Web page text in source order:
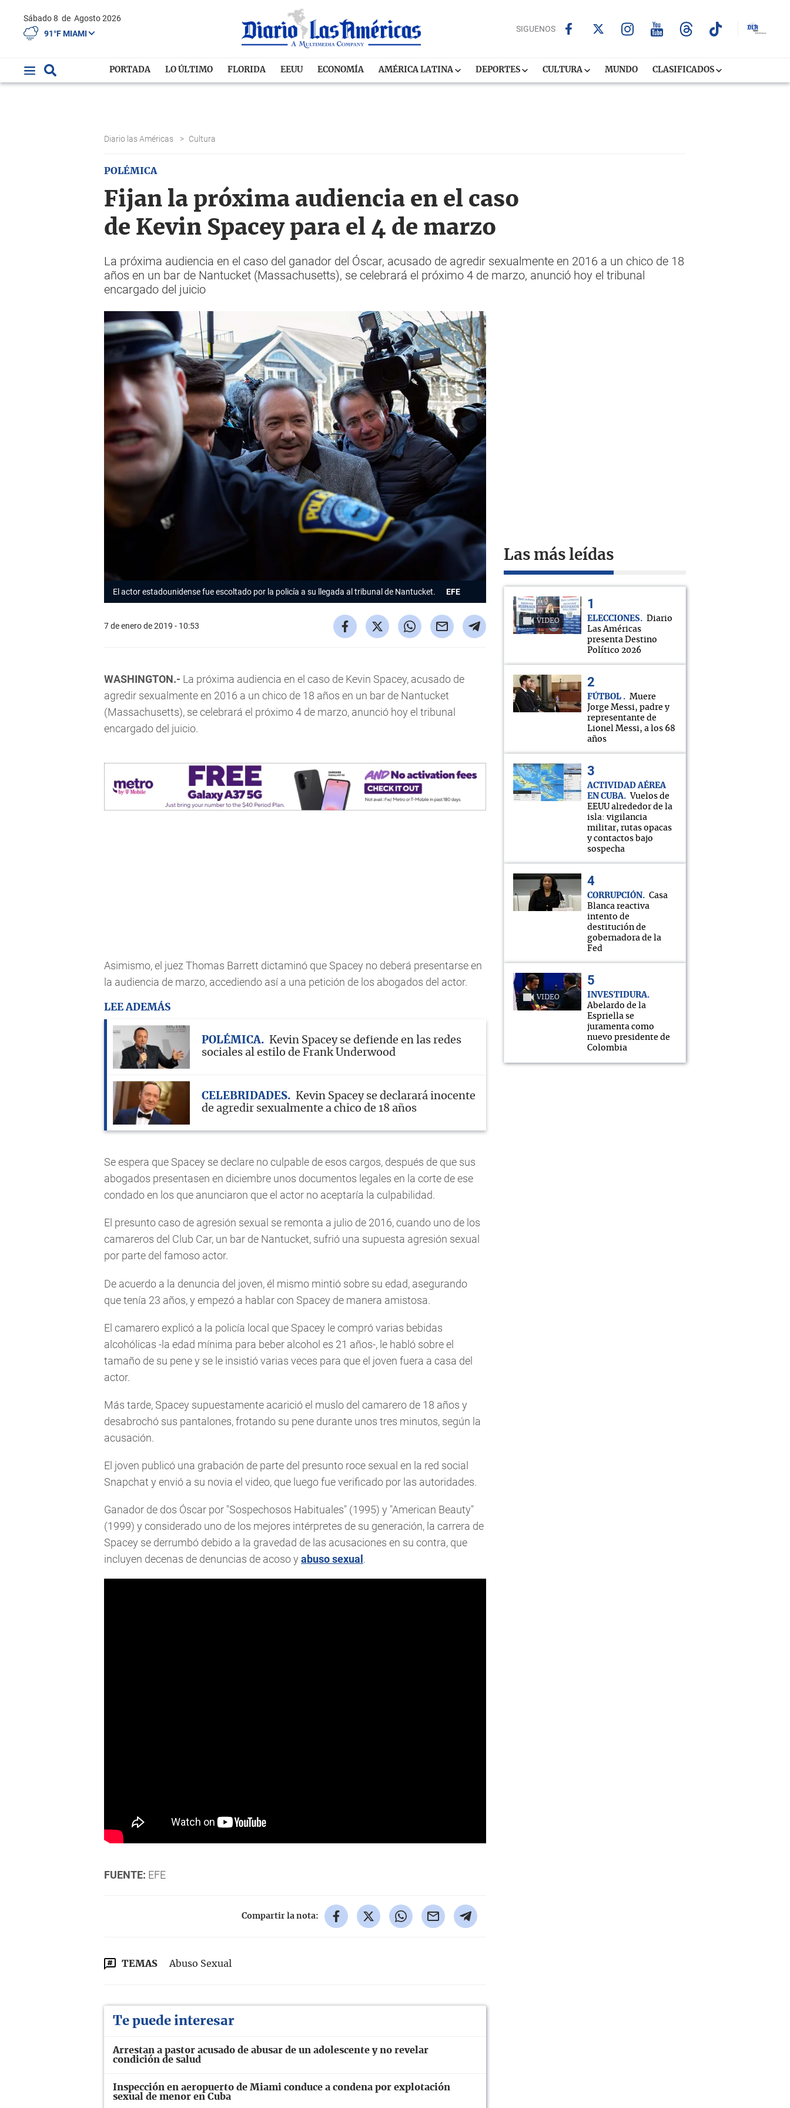
Sábado 8 de Agosto 2026
91°F MIAMI
SIGUENOS
PORTADA LO ÚLTIMO FLORIDA EEUU ECONOMÍA AMÉRICA LATINA DEPORTES CULTURA MUNDO CLASIFICADOS
Diario las Américas > Cultura
POLÉMICA
Fijan la próxima audiencia en el caso
de Kevin Spacey para el 4 de marzo
La próxima audiencia en el caso del ganador del Óscar, acusado de agredir sexualmente en 2016 a un chico de 18
años en un bar de Nantucket (Massachusetts), se celebrará el próximo 4 de marzo, anunció hoy el tribunal
encargado del juicio
El actor estadounidense fue escoltado por la policía a su llegada al tribunal de Nantucket. EFE
7 de enero de 2019 - 10:53
WASHINGTON.- La próxima audiencia en el caso de Kevin Spacey, acusado de
agredir sexualmente en 2016 a un chico de 18 años en un bar de Nantucket
(Massachusetts), se celebrará el próximo 4 de marzo, anunció hoy el tribunal
encargado del juicio.
Asimismo, el juez Thomas Barrett dictaminó que Spacey no deberá presentarse en
la audiencia de marzo, accediendo así a una petición de los abogados del actor.
LEE ADEMÁS
POLÉMICA
Kevin Spacey se defiende en las redes
sociales al estilo de Frank Underwood
CELEBRIDADES
Kevin Spacey se declarará inocente
de agredir sexualmente a chico de 18 años
Se espera que Spacey se declare no culpable de esos cargos, después de que sus
abogados presentasen en diciembre unos documentos legales en la corte de ese
condado en los que anunciaron que el actor no aceptaría la culpabilidad.
El presunto caso de agresión sexual se remonta a julio de 2016, cuando uno de los
camareros del Club Car, un bar de Nantucket, sufrió una supuesta agresión sexual
por parte del famoso actor.
De acuerdo a la denuncia del joven, él mismo mintió sobre su edad, asegurando
que tenía 23 años, y empezó a hablar con Spacey de manera amistosa.
El camarero explicó a la policía local que Spacey le compró varias bebidas
alcohólicas -la edad mínima para beber alcohol es 21 años-, le habló sobre el
tamaño de su pene y se le insistió varias veces para que el joven fuera a casa del
actor.
Más tarde, Spacey supuestamente acarició el muslo del camarero de 18 años y
desabrochó sus pantalones, frotando su pene durante unos tres minutos, según la
acusación.
El joven publicó una grabación de parte del presunto roce sexual en la red social
Snapchat y envió a su novia el video, que luego fue verificado por las autoridades.
Ganador de dos Óscar por "Sospechosos Habituales" (1995) y "American Beauty"
(1999) y considerado uno de los mejores intérpretes de su generación, la carrera de
Spacey se derrumbó debido a la gravedad de las acusaciones en su contra, que
incluyen decenas de denuncias de acoso y abuso sexual .
FUENTE: EFE
Compartir la nota:
TEMAS Abuso Sexual
Te puede interesar
Arrestan a pastor acusado de abusar de un adolescente y no revelar
condición de salud
Inspección en aeropuerto de Miami conduce a condena por explotación
sexual de menor en Cuba
Las más leídas
VIDEO ELECCIONES
Diario
Las Américas
presenta Destino
Político 2026
FÚTBOL
Muere
Jorge Messi, padre y
representante de
Lionel Messi, a los 68
años
ACTIVIDAD AÉREA
EN CUBA
Vuelos de
EEUU alrededor de la
isla: vigilancia
militar, rutas opacas
y contactos bajo
sospecha
CORRUPCIÓN
Casa
Blanca reactiva
intento de
destitución de
gobernadora de la
Fed
VIDEO
INVESTIDURA
Abelardo de la
Espriella se
juramenta como
nuevo presidente de
Colombia